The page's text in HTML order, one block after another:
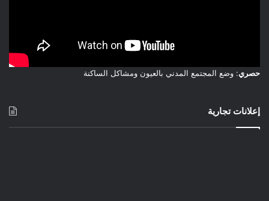
الفلاسفة القدامى يؤمنون به. يقدم العلم نماذج ونظريات تصف
الواقع بمستوى جيد من الثقة، لأن هذا أفضل ما يمكننا فعله.
حصري: وضع المجتمع المدني بالعيون ومشاكل الساكنة
إعلانات تجارية